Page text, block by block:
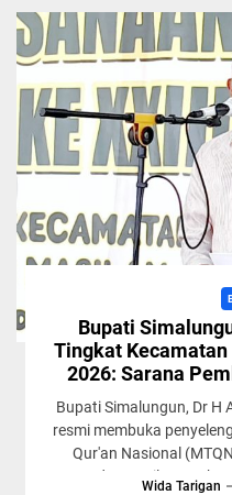
Bupati
Tingkat
2026: Sarana
Bupati Simalungun, Dr H
resmi membuka
Qur'an Nasional
Bandar Masilam,
Wida Tarigan